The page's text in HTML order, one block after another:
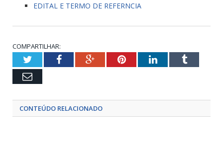
EDITAL E TERMO DE REFERNCIA
COMPARTILHAR:
TwitterFacebookGoogle+PinterestLinkedInTumblr
Email
CONTEÚDO RELACIONADO